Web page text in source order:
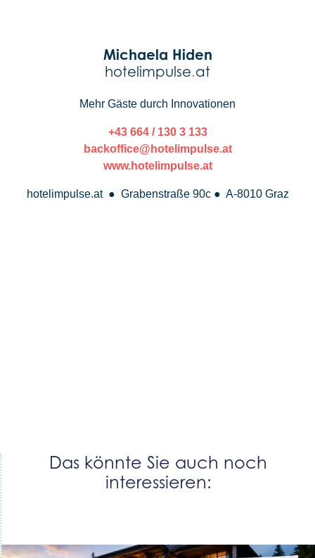
Michaela Hiden
hotelimpulse.at
Mehr Gäste durch Innovationen
+43 664 / 130 3 133
backoffice@hotelimpulse.at
www.hotelimpulse.at
hotelimpulse.at ● Grabenstraße 90c ● A-8010 Graz
Das könnte Sie auch noch
interessieren: